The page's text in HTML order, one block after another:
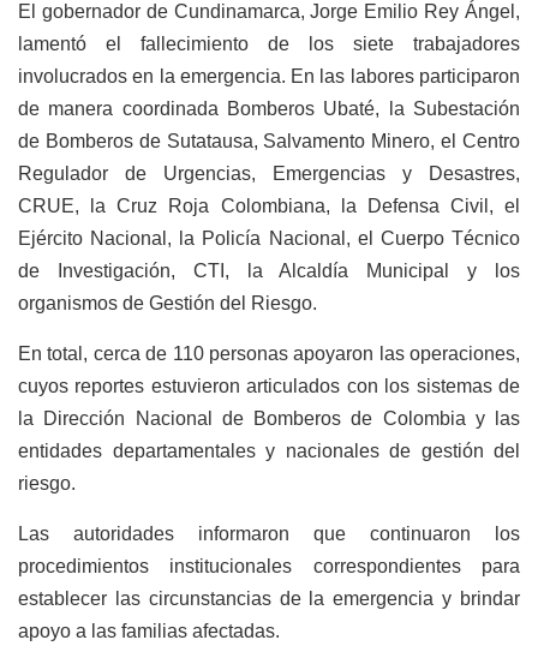
El gobernador de Cundinamarca, Jorge Emilio Rey Ángel,
lamentó el fallecimiento de los siete trabajadores
involucrados en la emergencia. En las labores participaron
de manera coordinada Bomberos Ubaté, la Subestación
de Bomberos de Sutatausa, Salvamento Minero, el Centro
Regulador de Urgencias, Emergencias y Desastres,
CRUE, la Cruz Roja Colombiana, la Defensa Civil, el
Ejército Nacional, la Policía Nacional, el Cuerpo Técnico
de Investigación, CTI, la Alcaldía Municipal y los
organismos de Gestión del Riesgo.
En total, cerca de 110 personas apoyaron las operaciones,
cuyos reportes estuvieron articulados con los sistemas de
la Dirección Nacional de Bomberos de Colombia y las
entidades departamentales y nacionales de gestión del
riesgo.
Las autoridades informaron que continuaron los
procedimientos institucionales correspondientes para
establecer las circunstancias de la emergencia y brindar
apoyo a las familias afectadas.